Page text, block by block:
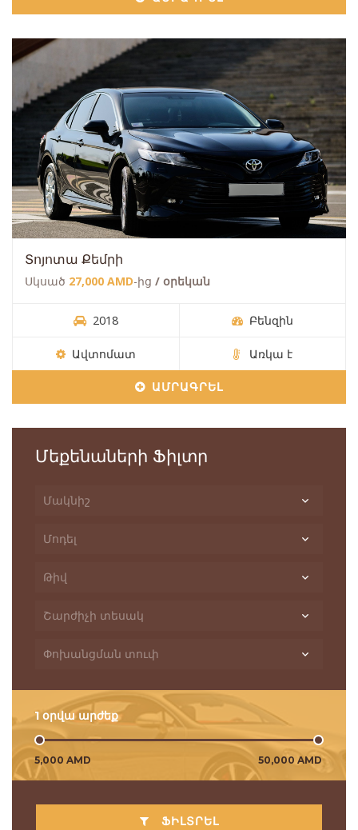
Տոյոտա Քեմրի
Սկսած 27,000 AMD-ից / օրեկան
2018 Բենզին
Ավտոմատ Առկա է
ԱՄՐԱԳՐԵԼ
Մեքենաների Ֆիլտր
1 օրվա արժեք
ՖԻԼՏՐԵԼ